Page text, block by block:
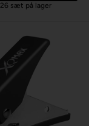
26 sæt på lager